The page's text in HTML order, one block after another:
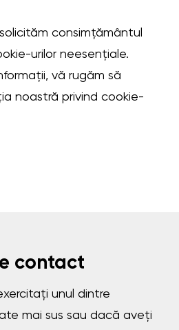
consimțământul
urilor neesențiale.
vă rugăm să
noastră privind cookie-
contact
unul dintre
mai sus sau dacă aveți